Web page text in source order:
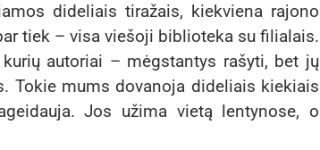
dideliais tiražais, kiekviena rajono
tiek – visa viešoji biblioteka su filialais.
autoriai – mėgstantys rašyti, bet jų
Tokie mums dovanoja dideliais kiekiais
Jos užima vietą lentynose, o